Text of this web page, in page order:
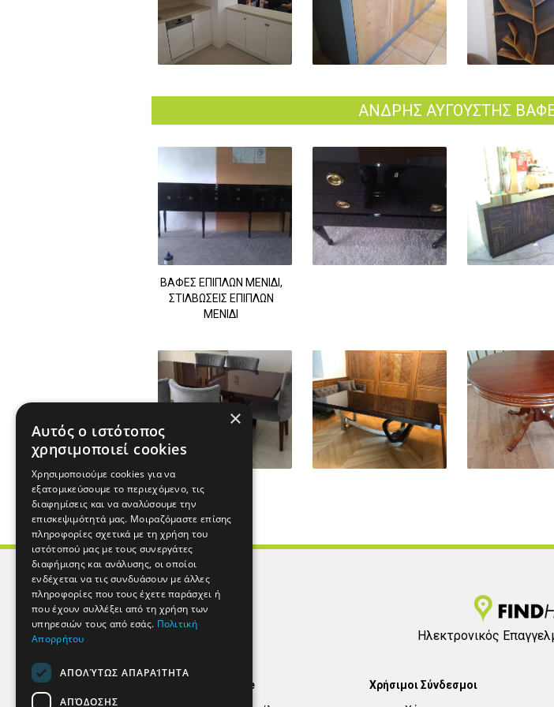
ΑΝΔΡΗΣ ΑΥΓΟΥΣΤΗΣ
ΒΑΦΕΣ ΕΠΙΠΛΩΝ ΜΕΝΙΔΙ,
ΣΤΙΛΒΩΣΕΙΣ ΕΠΙΠΛΩΝ
ΜΕΝΙΔΙ
Ηλεκτρονικός
Find Here
Χρήσιμοι Σύνδεσμοι
×
Αυτός ο ιστότοπος
χρησιμοποιεί cookies
Χρησιμοποιούμε cookies για να
εξατομικεύσουμε το περιεχόμενο, τις
διαφημίσεις και να αναλύσουμε την
επισκεψιμότητά μας. Μοιραζόμαστε επίσης
πληροφορίες σχετικά με τη χρήση του
ιστότοπού μας με τους συνεργάτες
διαφήμισης και ανάλυσης, οι οποίοι
ενδέχεται να τις συνδυάσουν με άλλες
πληροφορίες που τους έχετε παράσχει ή
που έχουν συλλέξει από τη χρήση των
υπηρεσιών τους από εσάς. Πολιτική
Απορρήτου
ΑΠΟΛΎΤΩΣ ΑΠΑΡΑΊΤΗΤΑ
ΑΠΌΔΟΣΗΣ